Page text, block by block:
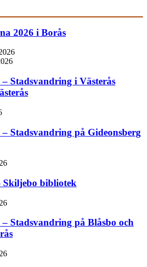
2026 i Borås
Stadsvandring i Västerås
Stadsvandring på Gideonsberg
bibliotek
Stadsvandring på Blåsbo och